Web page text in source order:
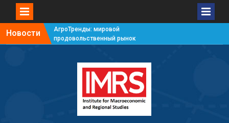
Новости
АгроТренды: мировой
продовольственный рынок
продовольственный рынок
АгроТренды: мировой
продовольственный рынок
АгроТренды: мировой